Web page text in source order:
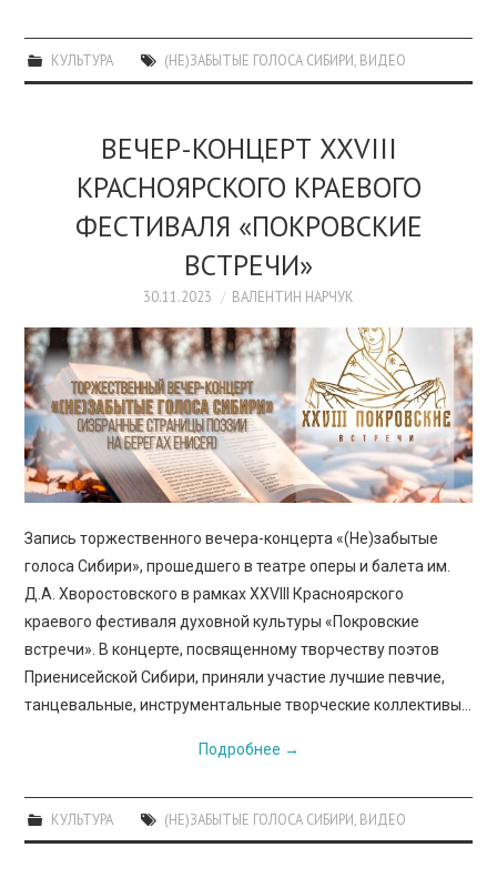
КУЛЬТУРА (НЕ)ЗАБЫТЫЕ ГОЛОСА СИБИРИ ВИДЕО
ВЕЧЕР-КОНЦЕРТ XXVIII
КРАСНОЯРСКОГО КРАЕВОГО
ФЕСТИВАЛЯ «ПОКРОВСКИЕ
ВСТРЕЧИ»
30.11.2023 ВАЛЕНТИН НАРЧУК
Запись торжественного вечера-концерта «(Не)забытые
голоса Сибири», прошедшего в театре оперы и балета им.
Д.А. Хворостовского в рамках XXVIII Красноярского
краевого фестиваля духовной культуры «Покровские
встречи». В концерте, посвященному творчеству поэтов
Приенисейской Сибири, приняли участие лучшие певчие,
танцевальные, инструментальные творческие коллективы…
Подробнее →
КУЛЬТУРА (НЕ)ЗАБЫТЫЕ ГОЛОСА СИБИРИ ВИДЕО